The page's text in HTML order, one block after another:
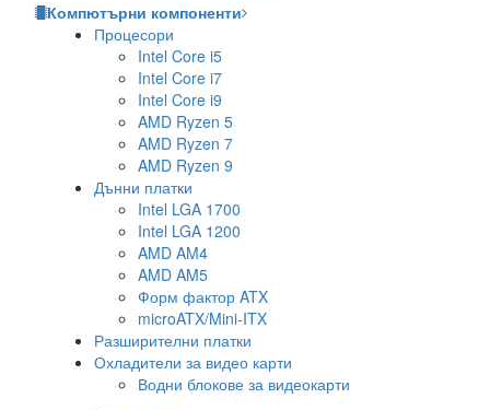
Компютърни компоненти
Процесори
Intel Core i5
Intel Core i7
Intel Core i9
AMD Ryzen 5
AMD Ryzen 7
AMD Ryzen 9
Дънни платки
Intel LGA 1700
Intel LGA 1200
AMD AM4
AMD AM5
Форм фактор ATX
microATX/Mini-ITX
Разширителни платки
Охладители за видео карти
Водни блокове за видеокарти